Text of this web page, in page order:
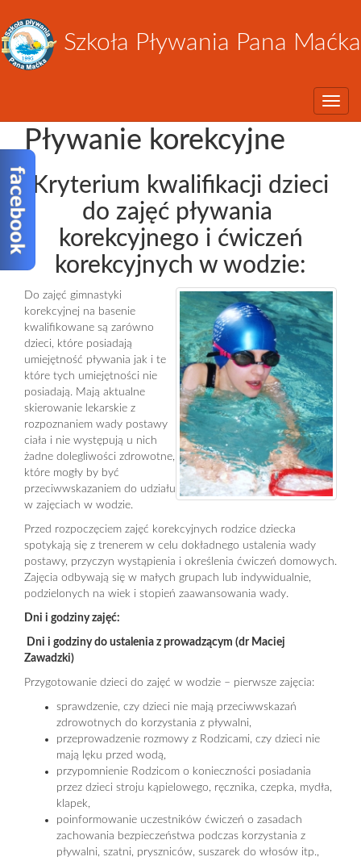
Szkoła Pływania Pana Maćka
Pływanie korekcyjne
Kryterium kwalifikacji dzieci
do zajęć pływania
korekcyjnego i ćwiczeń
korekcyjnych w wodzie:
Do zajęć gimnastyki
korekcyjnej na basenie
kwalifikowane są zarówno
dzieci, które posiadają
umiejętność pływania jak i te
które tych umiejętności nie
posiadają. Mają aktualne
skierowanie lekarskie z
rozpoznaniem wady postawy
ciała i nie występują u nich
żadne dolegliwości zdrowotne,
które mogły by być
przeciwwskazaniem do udziału
w zajęciach w wodzie.
Przed rozpoczęciem zajęć korekcyjnych rodzice dziecka
spotykają się z trenerem w celu dokładnego ustalenia wady
postawy, przyczyn wystąpienia i określenia ćwiczeń domowych.
Zajęcia odbywają się w małych grupach lub indywidualnie,
podzielonych na wiek i stopień zaawansowania wady.
Dni i godziny zajęć:
Dni i godziny do ustalenia z prowadzącym (dr Maciej
Zawadzki)
Przygotowanie dzieci do zajęć w wodzie – pierwsze zajęcia:
sprawdzenie, czy dzieci nie mają przeciwwskazań
zdrowotnych do korzystania z pływalni,
przeprowadzenie rozmowy z Rodzicami, czy dzieci nie
mają lęku przed wodą,
przypomnienie Rodzicom o konieczności posiadania
przez dzieci stroju kąpielowego, ręcznika, czepka, mydła,
klapek,
poinformowanie uczestników ćwiczeń o zasadach
zachowania bezpieczeństwa podczas korzystania z
pływalni, szatni, pryszniców, suszarek do włosów itp.,